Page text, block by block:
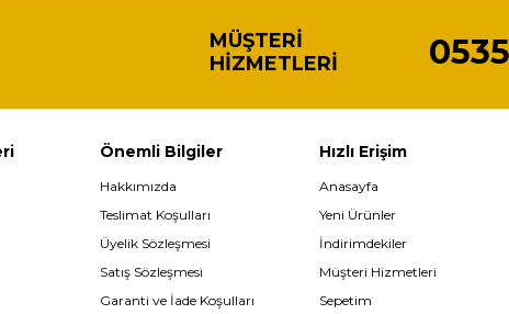
MÜŞTERI
HIZMETLERI
Önemli Bilgiler
Hakkımızda
Teslimat Koşulları
Üyelik Sözleşmesi
Satış Sözleşmesi
Garanti ve İade Koşulları
Hızlı Erişim
Anasayfa
Yeni Ürünler
İndirimdekiler
Müşteri Hizmetleri
Sepetim